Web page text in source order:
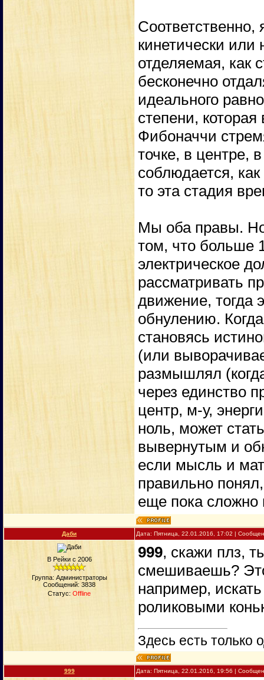
Соответственно,
кинетически или
отделяемая, как
бесконечно
идеального
степени,
Фибоначчи
точке, в центре,
соблюдается,
то эта стадия
Мы оба правы. Но
том, что больше
электрическое
рассматривать
движение, тогда
обнулению.
становясь
(или
размышлял
через единство
центр, м-у,
ноль, может
вывернутым и
если мысль и
правильно
еще пока
Даби Дата: Пятница, 22.01.2016, 17:02 |
В Рейки с 2006
Группа: Администраторы
Сообщений: 3838
Статус: Offline
999, скажи плз,
смешиваешь?
например,
роликовыми
Здесь есть только
999 Дата: Пятница, 22.01.2016, 19:56 |